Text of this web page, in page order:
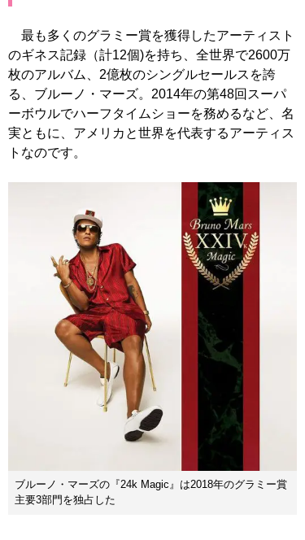
最も多くのグラミー賞を獲得したアーティスト
のギネス記録（計12個)を持ち、全世界で2600万
枚のアルバム、2億枚のシングルセールスを誇
る、ブルーノ・マーズ。2014年の第48回スーパ
ーボウルでハーフタイムショーを務めるなど、名
実ともに、アメリカと世界を代表するアーティス
トなのです。
ブルーノ・マーズの『24k Magic』は2018年のグラミー賞
主要3部門を独占した